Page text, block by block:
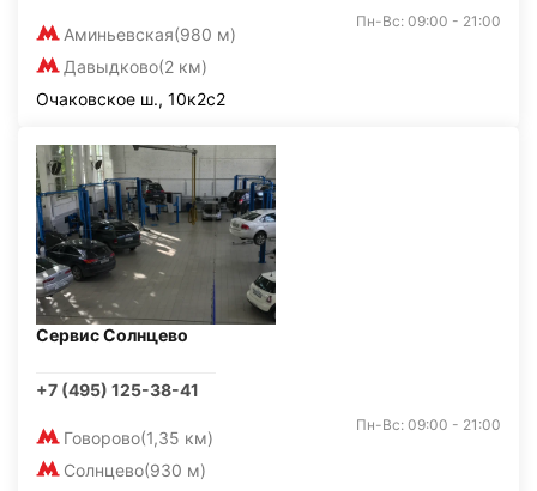
Аминьевская(980 м)
Давыдково(2 км)
Пн-Вс: 09:00 - 21:00
Очаковское ш., 10к2с2
Сервис Солнцево
+7 (495) 125-38-41
Говорово(1,35 км)
Солнцево(930 м)
Пн-Вс: 09:00 - 21:00